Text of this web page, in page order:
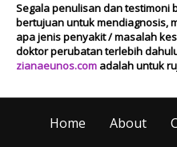
Segala penulisan dan testimoni
bertujuan untuk mendiagnosis,
apa jenis penyakit / masalah
doktor perubatan terlebih
zianaeunos.com adalah untuk
Home About